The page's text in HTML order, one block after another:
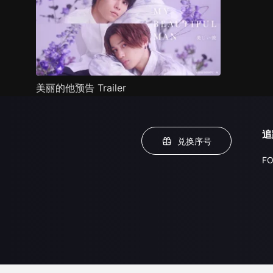
美丽的他预告 Trailer
兑换序号